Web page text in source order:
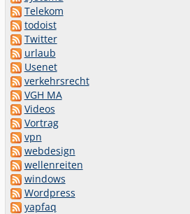
Telekom
todoist
Twitter
urlaub
Usenet
verkehrsrecht
VGH MA
Videos
Vortrag
vpn
webdesign
wellenreiten
windows
Wordpress
yapfaq